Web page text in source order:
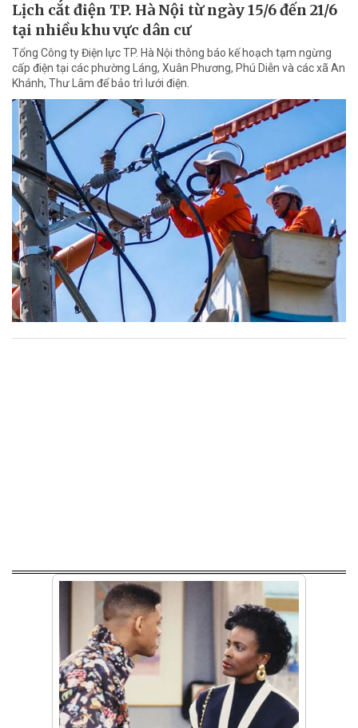
Lịch cắt điện TP. Hà Nội từ ngày 15/6 đến 21/6
tại nhiều khu vực dân cư
Tổng Công ty Điện lực TP. Hà Nội thông báo kế hoạch tạm ngừng
cấp điện tại các phường Láng, Xuân Phương, Phú Diễn và các xã An
Khánh, Thư Lâm để bảo trì lưới điện.